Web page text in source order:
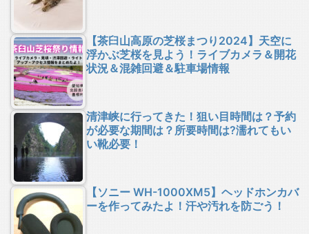
【茶臼山高原の芝桜まつり2024】天空に
浮かぶ芝桜を見よう！ライブカメラ＆開花
状況＆混雑回避＆駐車場情報
清津峡に行ってきた！狙い目時間は？予約
が必要な期間は？所要時間は?濡れてもい
い靴必要！
【ソニー WH-1000XM5】ヘッドホンカバ
ーを作ってみたよ！汗や汚れを防ごう！